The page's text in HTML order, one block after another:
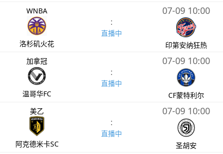
WNBA
洛杉矶火花
:
直播中
07-09 10:00
印第安纳狂热
加拿冠
温哥华FC
:
直播中
07-09 10:00
CF蒙特利尔
美乙
阿克德米卡SC
:
直播中
07-09 10:00
圣胡安